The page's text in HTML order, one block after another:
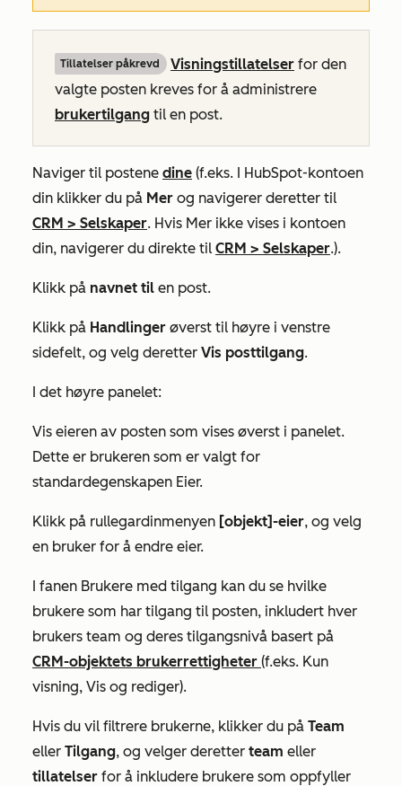
Tillatelser påkrevd Visningstillatelser for den
valgte posten kreves for å administrere
brukertilgang til en post.
Naviger til postene dine (f.eks. I HubSpot-kontoen
din klikker du på Mer og navigerer deretter til
CRM > Selskaper. Hvis Mer ikke vises i kontoen
din, navigerer du direkte til CRM > Selskaper.).
Klikk på navnet til en post.
Klikk på Handlinger øverst til høyre i venstre
sidefelt, og velg deretter Vis posttilgang.
I det høyre panelet:
Vis eieren av posten som vises øverst i panelet.
Dette er brukeren som er valgt for
standardegenskapen Eier.
Klikk på rullegardinmenyen [objekt]-eier, og velg
en bruker for å endre eier.
I fanen Brukere med tilgang kan du se hvilke
brukere som har tilgang til posten, inkludert hver
brukers team og deres tilgangsnivå basert på
CRM-objektets brukerrettigheter (f.eks. Kun
visning, Vis og rediger).
Hvis du vil filtrere brukerne, klikker du på Team
eller Tilgang, og velger deretter team eller
tillatelser for å inkludere brukere som oppfyller